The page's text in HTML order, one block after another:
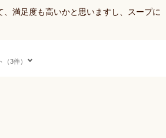
満足度も高いかと思いますし、スープに
3件）